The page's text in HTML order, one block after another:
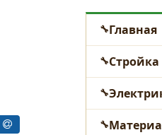
Главная
Стройка